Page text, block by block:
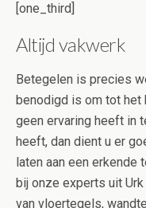
[one_third]
Altijd vakwerk
Betegelen is precies
benodigd is om tot het
geen ervaring heeft in
heeft, dan dient u er
laten aan een erkende
bij onze experts uit
van vloertegels,